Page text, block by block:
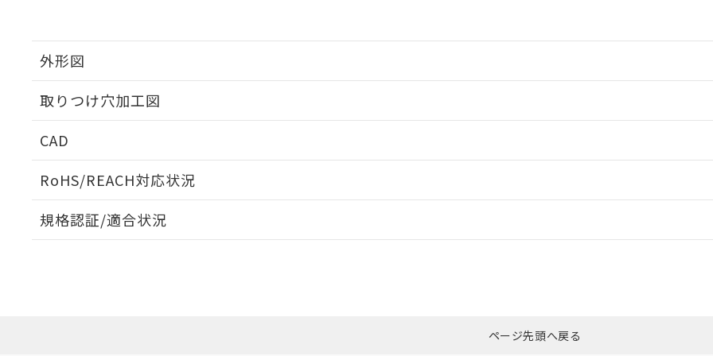
外形図
取りつけ穴加工図
CAD
RoHS/REACH対応状況
EU RoHS 注意事項・凡例
ダウンロードはこちら
規格認証/適合状況
ページ先頭へ戻る